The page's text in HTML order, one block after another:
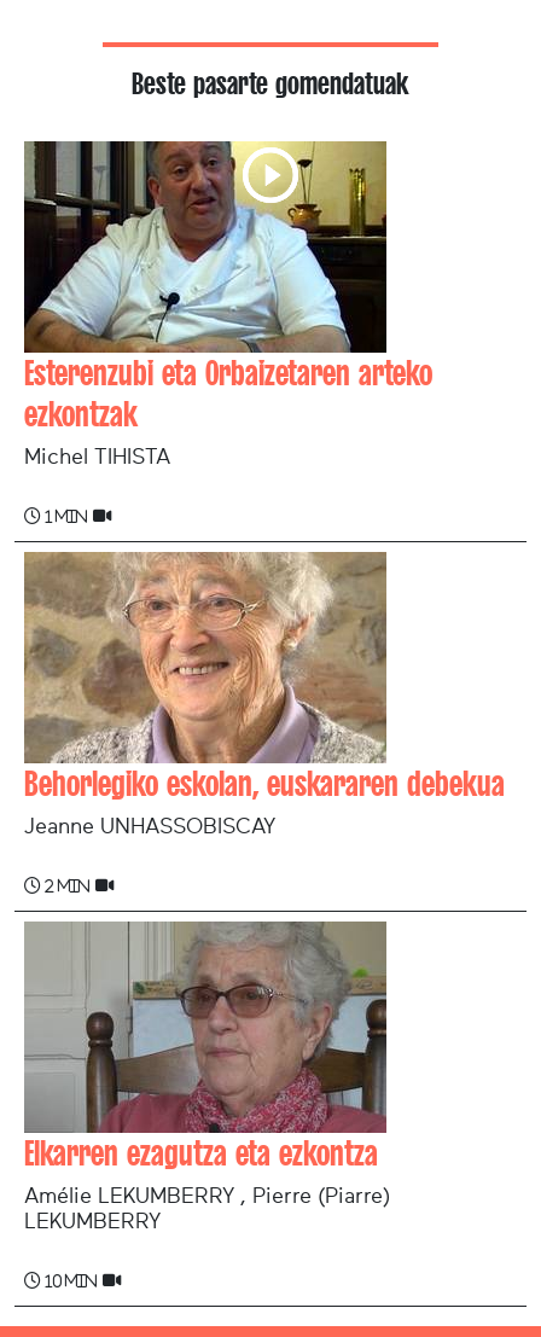
Beste pasarte gomendatuak
Esterenzubi eta Orbaizetaren arteko
ezkontzak
Michel TIHISTA
1 min
Behorlegiko eskolan, euskararen debekua
Jeanne UNHASSOBISCAY
2 min
Elkarren ezagutza eta ezkontza
Amélie LEKUMBERRY , Pierre (Piarre)
LEKUMBERRY
10 min